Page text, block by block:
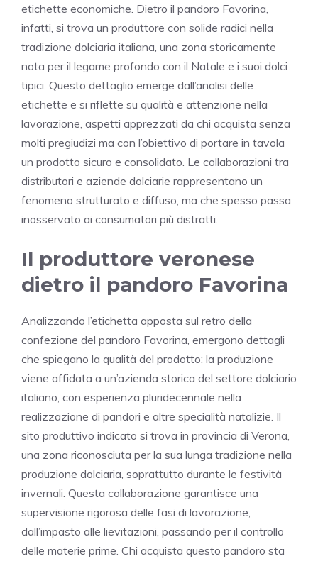
etichette economiche. Dietro il pandoro Favorina,
infatti, si trova un produttore con solide radici nella
tradizione dolciaria italiana, una zona storicamente
nota per il legame profondo con il Natale e i suoi dolci
tipici. Questo dettaglio emerge dall’analisi delle
etichette e si riflette su qualità e attenzione nella
lavorazione, aspetti apprezzati da chi acquista senza
molti pregiudizi ma con l’obiettivo di portare in tavola
un prodotto sicuro e consolidato. Le collaborazioni tra
distributori e aziende dolciarie rappresentano un
fenomeno strutturato e diffuso, ma che spesso passa
inosservato ai consumatori più distratti.
Il produttore veronese
dietro il pandoro Favorina
Analizzando l’etichetta apposta sul retro della
confezione del pandoro Favorina, emergono dettagli
che spiegano la qualità del prodotto: la produzione
viene affidata a un’azienda storica del settore dolciario
italiano, con esperienza pluridecennale nella
realizzazione di pandori e altre specialità natalizie. Il
sito produttivo indicato si trova in provincia di Verona,
una zona riconosciuta per la sua lunga tradizione nella
produzione dolciaria, soprattutto durante le festività
invernali. Questa collaborazione garantisce una
supervisione rigorosa delle fasi di lavorazione,
dall’impasto alle lievitazioni, passando per il controllo
delle materie prime. Chi acquista questo pandoro sta